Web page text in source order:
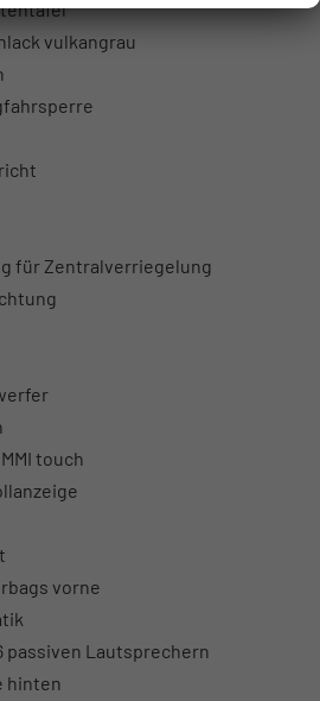
vulkangrau
für Zentralverriegelung
touch
vorne
passiven Lautsprechern
hinten